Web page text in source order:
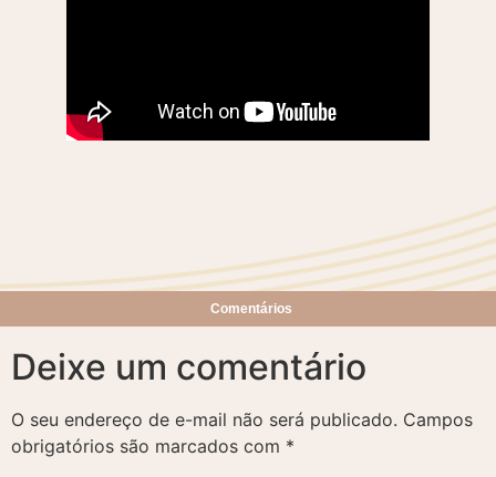
Comentários
Deixe um comentário
O seu endereço de e-mail não será publicado. Campos
obrigatórios são marcados com *